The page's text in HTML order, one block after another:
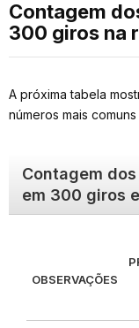
Contagem
300 giros na
A próxima tabela
números mais
Contagem
em 300 giros
OBSERVAÇÕES